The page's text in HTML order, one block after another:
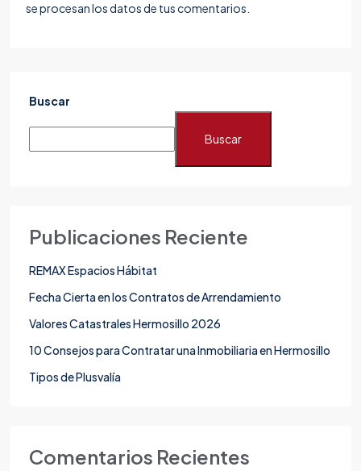
se procesan los datos de tus comentarios.
Buscar
Buscar
Publicaciones Reciente
REMAX Espacios Hábitat
Fecha Cierta en los Contratos de Arrendamiento
Valores Catastrales Hermosillo 2026
10 Consejos para Contratar una Inmobiliaria en Hermosillo
Tipos de Plusvalía
Comentarios Recientes